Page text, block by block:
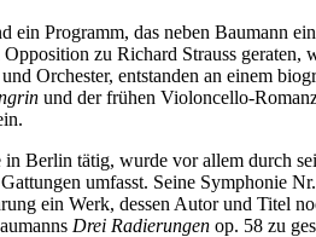
Programm, das neben Baumann
zu Richard Strauss
Orchester, entstanden an einem
und der frühen Violoncello-
Berlin tätig, wurde vor allem durch
umfasst. Seine Symphonie
ein Werk, dessen Autor und Titel
Drei Radierungen op. 58 zu